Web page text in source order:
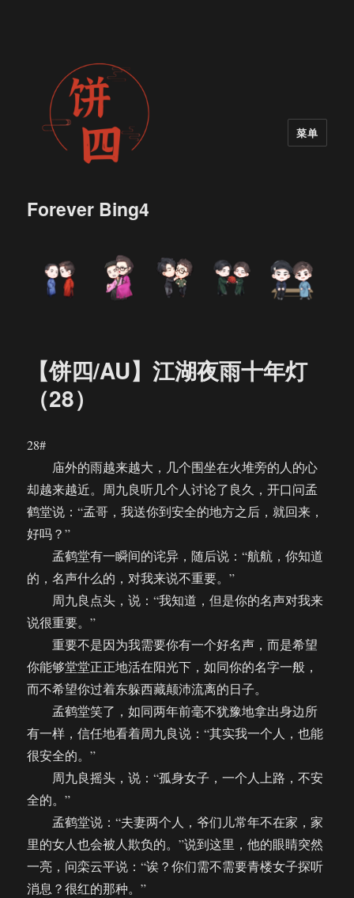
Forever Bing4
菜单
【饼四/AU】江湖夜雨十年灯
（28）
28#
庙外的雨越来越大，几个围坐在火堆旁的人的心
却越来越近。周九良听几个人讨论了良久，开口问孟
鹤堂说：“孟哥，我送你到安全的地方之后，就回来，
好吗？”
孟鹤堂有一瞬间的诧异，随后说：“航航，你知道
的，名声什么的，对我来说不重要。”
周九良点头，说：“我知道，但是你的名声对我来
说很重要。”
重要不是因为我需要你有一个好名声，而是希望
你能够堂堂正正地活在阳光下，如同你的名字一般，
而不希望你过着东躲西藏颠沛流离的日子。
孟鹤堂笑了，如同两年前毫不犹豫地拿出身边所
有一样，信任地看着周九良说：“其实我一个人，也能
很安全的。”
周九良摇头，说：“孤身女子，一个人上路，不安
全的。”
孟鹤堂说：“夫妻两个人，爷们儿常年不在家，家
里的女人也会被人欺负的。”说到这里，他的眼睛突然
一亮，问栾云平说：“诶？你们需不需要青楼女子探听
消息？很红的那种。”